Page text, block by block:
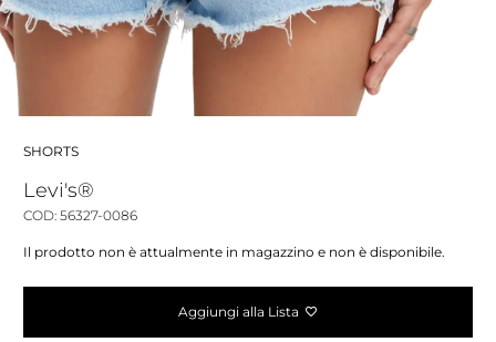
SHORTS
Levi's®
COD: 56327-0086
Il prodotto non è attualmente in magazzino e non è disponibile.
Aggiungi alla Lista